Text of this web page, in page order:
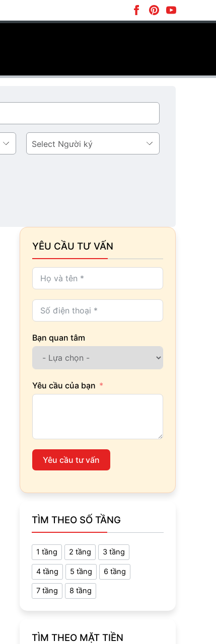
Người
ký
YÊU CẦU TƯ VẤN
Bạn quan tâm
Yêu cầu của bạn
Yêu cầu tư vấn
TÌM THEO SỐ TẦNG
1 tầng 2 tầng 3 tầng
4 tầng 5 tầng 6 tầng
7 tầng 8 tầng
TÌM THEO MẶT TIỀN